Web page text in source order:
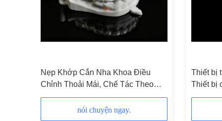
Nẹp Khớp Cắn Nha Khoa Điều
Chỉnh Thoải Mái, Chế Tác Theo
Yêu Cầu, Thiết Kế Để Ngăn Ngừa
Nghiến Răng và Giảm Căng Cơ
nói chuyện ngay.
Thiết bị
Thiết bị
sắp xếp